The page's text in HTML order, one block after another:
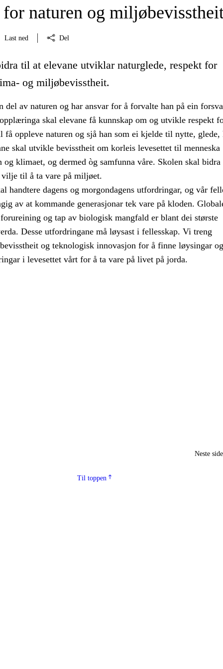
for naturen og
Last ned Del
til at elevane utviklar naturglede, respekt for
og miljøbevisstheit.
del av naturen og har ansvar for å forvalte han på ein
skal elevane få kunnskap om og utvikle respekt
få oppleve naturen og sjå han som ei kjelde til nytte, glede,
skal utvikle bevisstheit om korleis levesettet til menneska
og klimaet, og dermed òg samfunna våre. Skolen skal
til å ta vare på miljøet.
handtere dagens og morgondagens utfordringar, og vår
av at kommande generasjonar tek vare på kloden.
og tap av biologisk mangfald er blant dei største
Desse utfordringane må løysast i fellesskap. Vi treng
og teknologisk innovasjon for å finne løysingar
i levesettet vårt for å ta vare på livet på jorda.
Neste side
Til toppen